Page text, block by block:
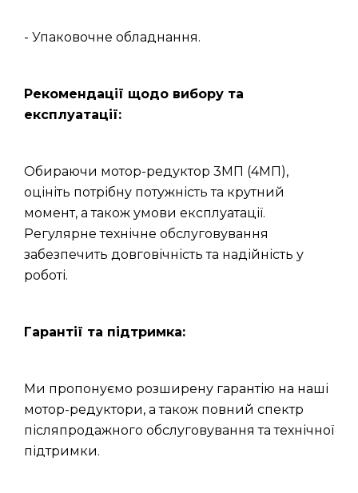
- Упаковочне обладнання.
Рекомендації щодо вибору та
експлуатації:
Обираючи мотор-редуктор 3МП (4МП),
оцініть потрібну потужність та крутний
момент, а також умови експлуатації.
Регулярне технічне обслуговування
забезпечить довговічність та надійність у
роботі.
Гарантії та підтримка:
Ми пропонуємо розширену гарантію на наші
мотор-редуктори, а також повний спектр
післяпродажного обслуговування та технічної
підтримки.